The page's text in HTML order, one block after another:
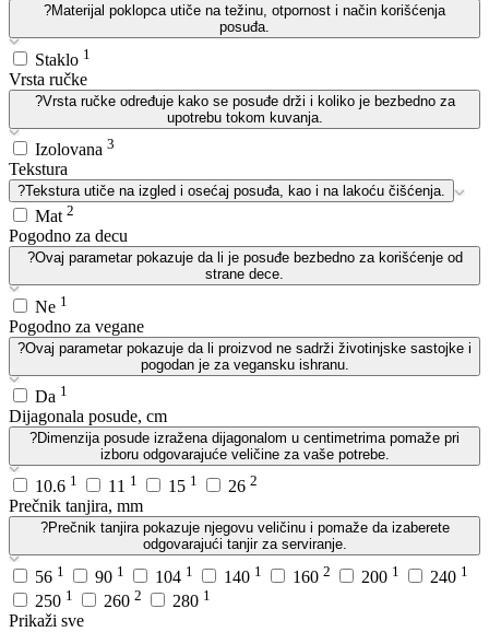
?Materijal poklopca utiče na težinu, otpornost i način korišćenja
posuđa.
Staklo 1
Vrsta ručke
?Vrsta ručke određuje kako se posuđe drži i koliko je bezbedno za
upotrebu tokom kuvanja.
Izolovana 3
Tekstura
?Tekstura utiče na izgled i osećaj posuđa, kao i na lakoću čišćenja.
Mat 2
Pogodno za decu
?Ovaj parametar pokazuje da li je posuđe bezbedno za korišćenje od
strane dece.
Ne 1
Pogodno za vegane
?Ovaj parametar pokazuje da li proizvod ne sadrži životinjske sastojke i
pogodan je za vegansku ishranu.
Da 1
Dijagonala posude, cm
?Dimenzija posude izražena dijagonalom u centimetrima pomaže pri
izboru odgovarajuće veličine za vaše potrebe.
10.6 1 11 1 15 1 26 2
Prečnik tanjira, mm
?Prečnik tanjira pokazuje njegovu veličinu i pomaže da izaberete
odgovarajući tanjir za serviranje.
56 1 90 1 104 1 140 1 160 2 200 1 240 1
250 1 260 2 280 1
Prikaži sve